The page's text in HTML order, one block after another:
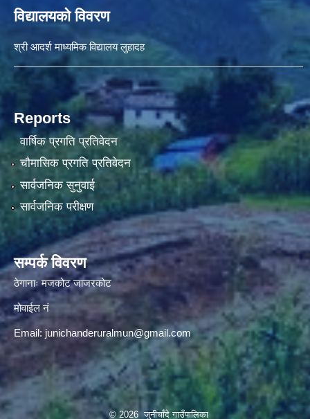
विद्यालयको विवरण
श्री आदर्श माध्यमिक विद्यालय लुहादह
Reports
वार्षिक प्रगति प्रतिवेदन
चौमासिक प्रगति प्रतिवेदन
सार्वजनिक सुनुवाई
सार्वजनिक परीक्षण
सम्पर्क विवरण
ठेगानाः मजकोट जाजरकोट
मोवाईल नं
Email:junichanderuralmun@gmail.com
© 2026 जुनीचाँदे गाउँपालिका